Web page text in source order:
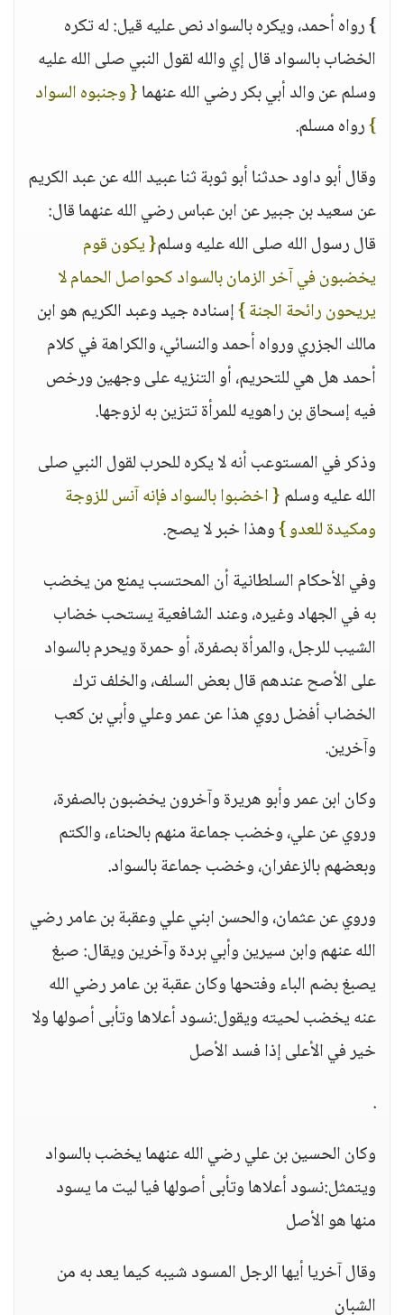
} رواه أحمد، ويكره بالسواد نص عليه قيل: له تكره
الخضاب بالسواد قال إي والله لقول النبي صلى الله عليه
وسلم عن والد أبي بكر رضي الله عنهما{ وجنبوه السواد
}رواه مسلم.
وقال أبو داود حدثنا أبو ثوبة ثنا عبيد الله عن عبد الكريم
عن سعيد بن جبير عن ابن عباس رضي الله عنهما قال:
قال رسول الله صلى الله عليه وسلم{ يكون قوم
يخضبون في آخر الزمان بالسواد كحواصل الحمام لا
يريحون رائحة الجنة }إسناده جيد وعبد الكريم هو ابن
مالك الجزري ورواه أحمد والنسائي، والكراهة في كلام
أحمد هل هي للتحريم، أو التنزيه على وجهين ورخص
فيه إسحاق بن راهويه للمرأة تتزين به لزوجها.
وذكر في المستوعب أنه لا يكره للحرب لقول النبي صلى
الله عليه وسلم{ اخضبوا بالسواد فإنه آنس للزوجة
ومكيدة للعدو }وهذا خبر لا يصح.
وفي الأحكام السلطانية أن المحتسب يمنع من يخضب
به في الجهاد وغيره، وعند الشافعية يستحب خضاب
الشيب للرجل، والمرأة بصفرة، أو حمرة ويحرم بالسواد
على الأصح عندهم قال بعض السلف، والخلف ترك
الخضاب أفضل روي هذا عن عمر وعلي وأبي بن كعب
وآخرين.
وكان ابن عمر وأبو هريرة وآخرون يخضبون بالصفرة،
وروي عن علي، وخضب جماعة منهم بالحناء، والكتم
وبعضهم بالزعفران، وخضب جماعة بالسواد.
وروي عن عثمان، والحسن ابني علي وعقبة بن عامر رضي
الله عنهم وابن سيرين وأبي بردة وآخرين ويقال: صبغ
يصبغ بضم الباء وفتحها وكان عقبة بن عامر رضي الله
عنه يخضب لحيته ويقول:نسود أعلاها وتأبى أصولها ولا
خير في الأعلى إذا فسد الأصل
.
وكان الحسين بن علي رضي الله عنهما يخضب بالسواد
ويتمثل:نسود أعلاها وتأبى أصولها فيا ليت ما يسود
منها هو الأصل
وقال آخريا أيها الرجل المسود شيبه كيما يعد به من
الشبان